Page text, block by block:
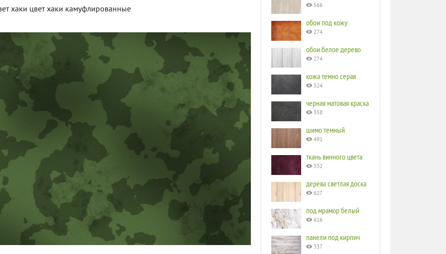
хаки цвет хаки камуфлированные 566
обои под кожу
274
обои белое дерево
274
кожа темно серая
324
черная матовая краска
358
шимо темный
491
ткань винного цвета
332
дерева светлая доска
627
под мрамор белый
616
панели под кирпич
337